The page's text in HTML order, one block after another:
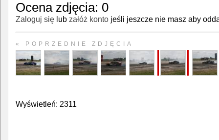
Ocena zdjęcia: 0
Zaloguj się lub załóż konto jeśli jeszcze nie masz aby
« POPRZEDNIE ZDJĘCIA
Wyświetleń: 2311